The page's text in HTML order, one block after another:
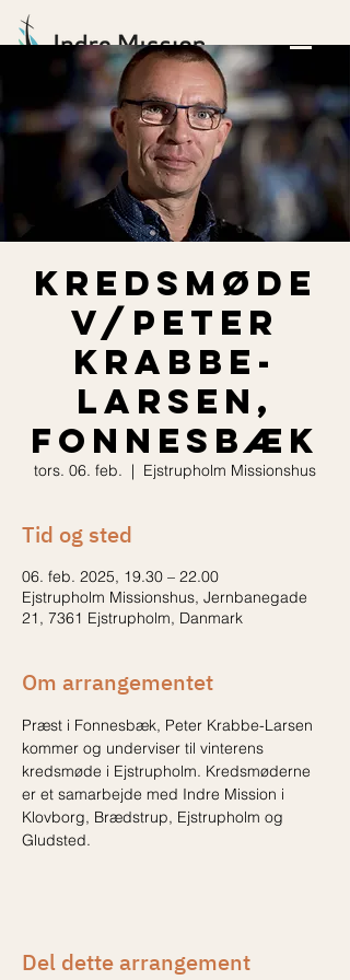
Kredsmøde
v/Peter
Krabbe-
Larsen,
Fonnesbæk
tors. 06. feb.
  |
Ejstrupholm Missionshus
Tid og sted
06. feb. 2025, 19.30 – 22.00
Ejstrupholm Missionshus, Jernbanegade
21, 7361 Ejstrupholm, Danmark
Om arrangementet
Præst i Fonnesbæk, Peter Krabbe-Larsen
kommer og underviser til vinterens
kredsmøde i Ejstrupholm. Kredsmøderne
er et samarbejde med Indre Mission i
Klovborg, Brædstrup, Ejstrupholm og
Gludsted.
Del dette arrangement